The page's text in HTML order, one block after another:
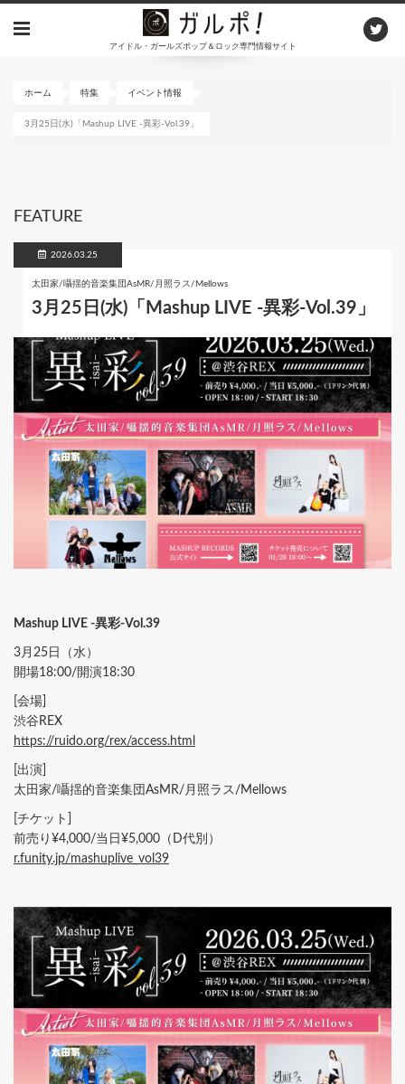
アイドル・ガールズポップ＆ロック専門情報サイト
ホーム 特集 イベント情報
3月25日(水)「Mashup LIVE -異彩-Vol.39」
FEATURE
2026.03.25
太田家/囁揺的音楽集団AsMR/月照ラス/Mellows
3月25日(水)「Mashup LIVE -異彩-Vol.39」
Mashup LIVE -異彩-Vol.39
3月25日（水）
開場18:00/開演18:30
[会場]
渋谷REX
https://ruido.org/rex/access.html
[出演]
太田家/囁揺的音楽集団AsMR/月照ラス/Mellows
[チケット]
前売り¥4,000/当日¥5,000（D代別）
r.funity.jp/mashuplive_vol39